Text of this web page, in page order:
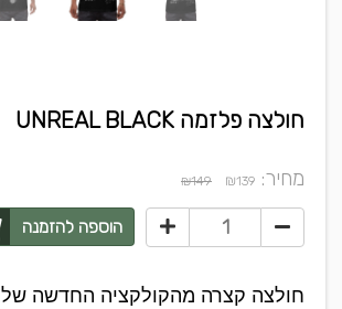
חולצה פלזמה UNREAL BLACK
מחיר: ₪139
₪149
הוספה להזמנה
חולצה קצרה מהקולקציה החדשה של